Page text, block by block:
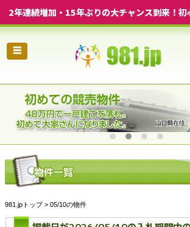
☰
981.jpトップ> 05/10の物件